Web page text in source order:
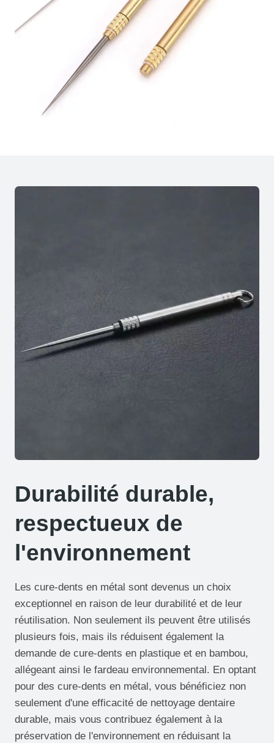
Durabilité durable,
respectueux de
l'environnement
Les cure-dents en métal sont devenus un choix
exceptionnel en raison de leur durabilité et de leur
réutilisation. Non seulement ils peuvent être utilisés
plusieurs fois, mais ils réduisent également la
demande de cure-dents en plastique et en bambou,
allégeant ainsi le fardeau environnemental. En optant
pour des cure-dents en métal, vous bénéficiez non
seulement d'une efficacité de nettoyage dentaire
durable, mais vous contribuez également à la
préservation de l'environnement en réduisant la